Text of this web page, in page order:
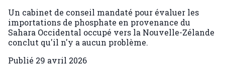
Un cabinet de conseil mandaté pour évaluer les
importations de phosphate en provenance du
Sahara Occidental occupé vers la Nouvelle-Zélande
conclut qu'il n'y a aucun problème.
Publié 29 avril 2026